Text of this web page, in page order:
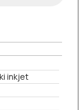
inkjet